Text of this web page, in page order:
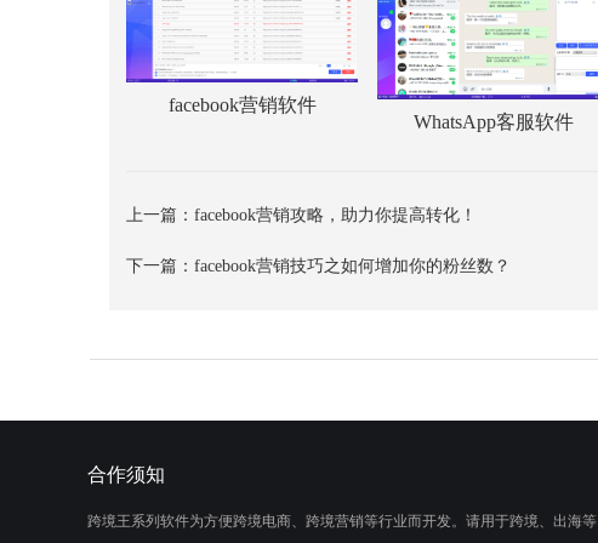
facebook营销软件
WhatsApp客服软件
上一篇：facebook营销攻略，助力你提高转化！
下一篇：facebook营销技巧之如何增加你的粉丝数？
合作须知
跨境王系列软件为方便跨境电商、跨境营销等行业而开发。请用于跨境、出海等